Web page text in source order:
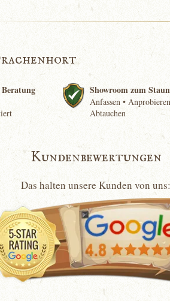
Showroom zum
Anfassen •
Abtauchen
Kundenbewertungen
Das halten unsere Kunden von uns: